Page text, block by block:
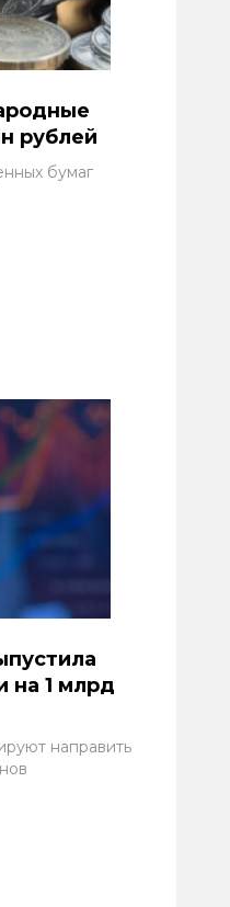
рублей
бумаг
на 1 млрд
направить